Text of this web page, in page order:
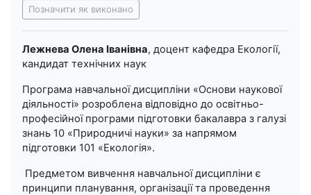
Позначити як виконано
Лежнева Олена Іванівна, доцент кафедра Екології,
кандидат технічних наук
Програма навчальної дисципліни «Основи наукової
діяльності» розроблена відповідно до освітньо-
професійної програми підготовки бакалавра з галузі
знань 10 «Природничі науки» за напрямом
підготовки 101 «Екологія».
Предметом вивчення навчальної дисципліни є
принципи планування, організації та проведення